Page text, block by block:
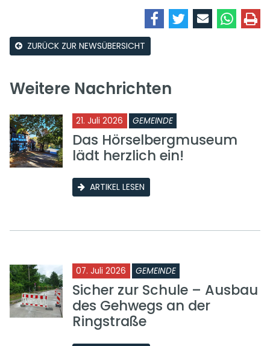
ZURÜCK ZUR NEWSÜBERSICHT
Weitere Nachrichten
21. Juli 2026 GEMEINDE
Das Hörselbergmuseum
lädt herzlich ein!
ARTIKEL LESEN
07. Juli 2026 GEMEINDE
Sicher zur Schule – Ausbau
des Gehwegs an der
Ringstraße